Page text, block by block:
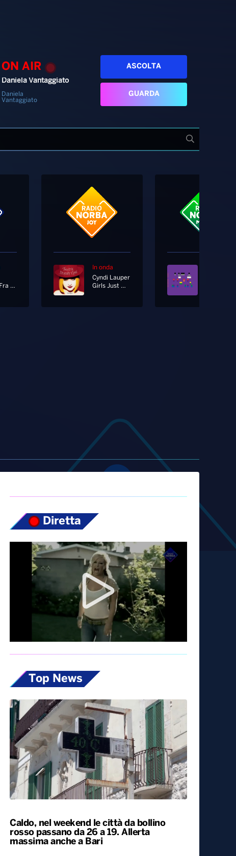
ON AIR
Daniela Vantaggiato
Daniela
Vantaggiato
ASCOLTA
GUARDA
Tacchi Fra Le Dita
In onda
Cyndi Lauper
Girls Just Want To Have Fun
Diretta
Top News
Caldo, nel weekend le città da bollino
rosso passano da 26 a 19. Allerta
massima anche a Bari